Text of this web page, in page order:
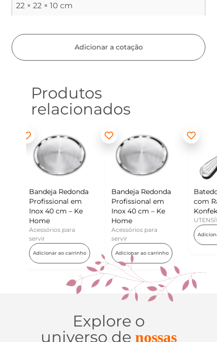
22 × 22 × 10 cm
Adicionar a cotação
Produtos
relacionados
Bandeja Redonda
Profissional em
Inox 40 cm – Ke
Home
Acessórios para
servir
Adicionar ao carrinho
Batedor de Ovos
com Raspador –
Konfektt
UTENSÍLIOS
Adicionar ao carrinho
Explore o
universo de nossas